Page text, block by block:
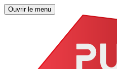
Ouvrir le menu